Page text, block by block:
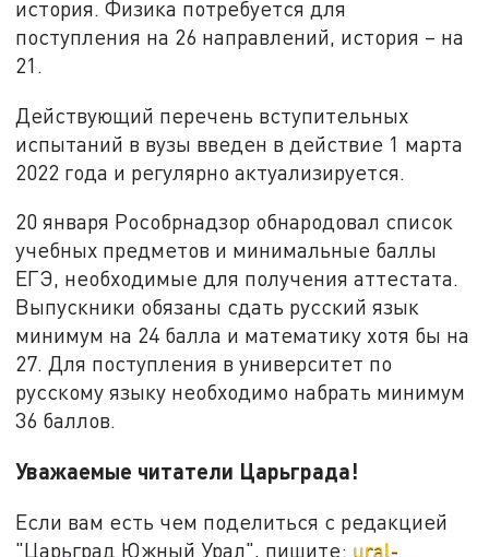
история. Физика потребуется для
поступления на 26 направлений, история – на
21.
Действующий перечень вступительных
испытаний в вузы введен в действие 1 марта
2022 года и регулярно актуализируется.
20 января Рособрнадзор обнародовал список
учебных предметов и минимальные баллы
ЕГЭ, необходимые для получения аттестата.
Выпускники обязаны сдать русский язык
минимум на 24 балла и математику хотя бы на
27. Для поступления в университет по
русскому языку необходимо набрать минимум
36 баллов.
Уважаемые читатели Царьграда!
Если вам есть чем поделиться с редакцией
"Царьград Южный Урал", пишите: ural-